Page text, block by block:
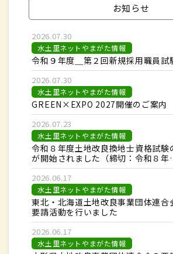
お知らせ
2026.07.30
水土里ネットやまがた情報
令和９年度＿第２回新規採用職員試
2026.07.30
水土里ネットやまがた情報
GREEN×EXPO 2027開催のご案内
2026.07.23
水土里ネットやまがた情報
令和８年度土地改良換地士資格試験
が開始されました（締切：令和８
2026.06.17
水土里ネットやまがた情報
東北・北海道土地改良事業団体連合
要請活動を行いました
2026.06.17
水土里ネットやまがた情報